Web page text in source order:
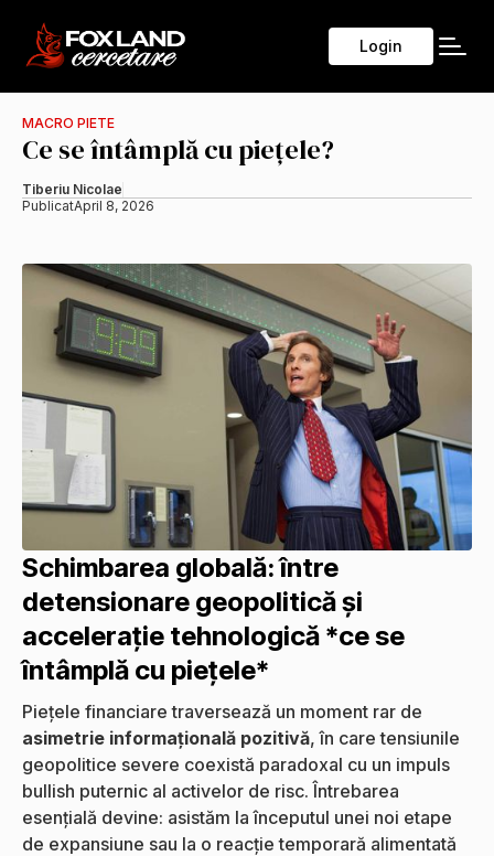
Login
MACRO PIETE
Ce se întâmplă cu piețele?
Tiberiu Nicolae
PublicatApril 8, 2026
Schimbarea globală: între
detensionare geopolitică și
accelerație tehnologică *ce se
întâmplă cu piețele*
Piețele financiare traversează un moment rar de
asimetrie informațională pozitivă, în care tensiunile
geopolitice severe coexistă paradoxal cu un impuls
bullish puternic al activelor de risc. Întrebarea
esențială devine: asistăm la începutul unei noi etape
de expansiune sau la o reacție temporară alimentată